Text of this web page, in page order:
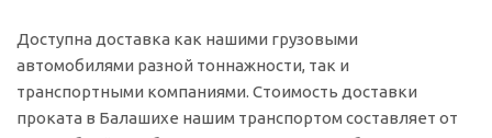
Доступна доставка как нашими грузовыми
автомобилями разной тоннажности, так и
транспортными компаниями. Стоимость доставки
проката в Балашихе нашим транспортом составляет от